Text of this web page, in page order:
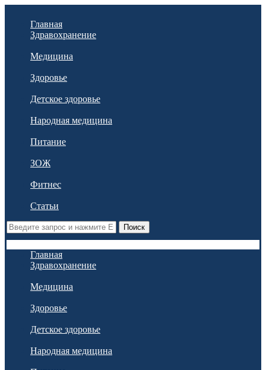
Главная
Здравохранение
Медицина
Здоровье
Детское здоровье
Народная медицина
Питание
ЗОЖ
Фитнес
Статьи
Поиск
Главная
Здравохранение
Медицина
Здоровье
Детское здоровье
Народная медицина